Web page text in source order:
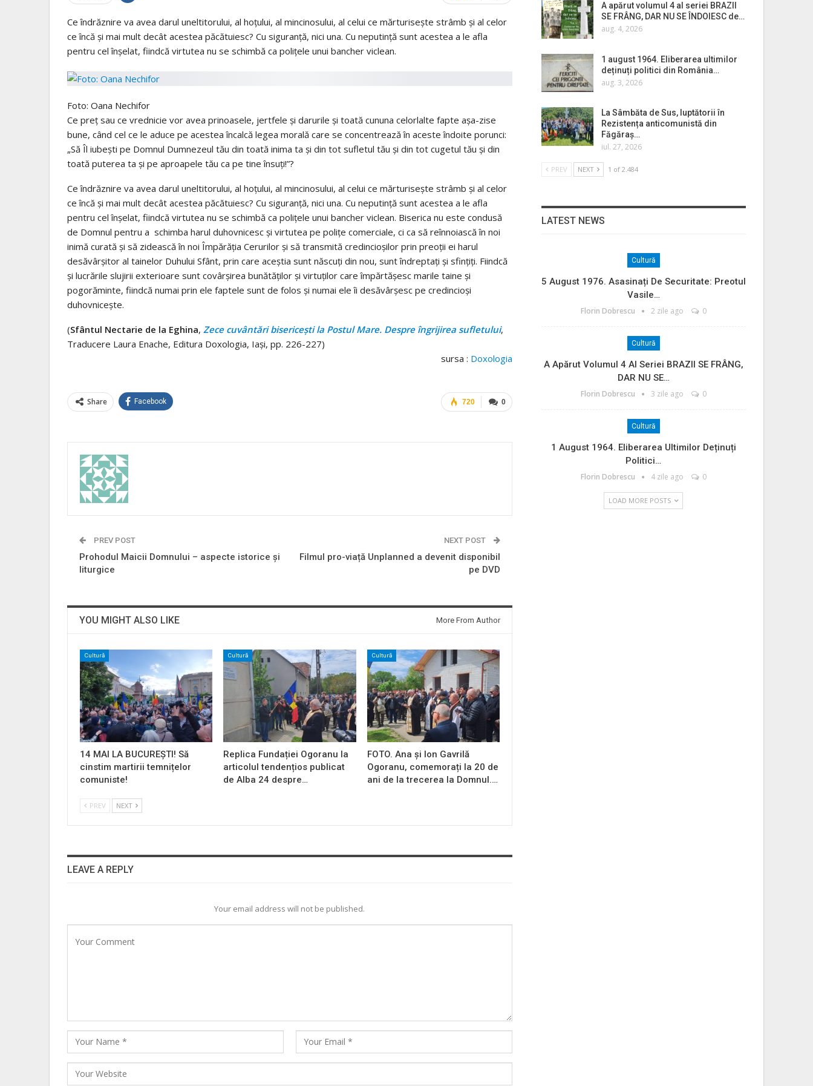
Ce îndrăznire va avea darul uneltitorului, al hoţului, al mincinosului, al celui ce mărturiseşte strâmb şi al celor
ce încă şi mai mult decât acestea păcătuiesc? Cu siguranţă, nici una. Cu neputinţă sunt acestea a le afla
pentru cel înşelat, fiindcă virtutea nu se schimbă ca poliţele unui bancher viclean.
Foto: Oana Nechifor
Ce preţ sau ce vrednicie vor avea prinoasele, jertfele şi darurile şi toată cununa celorlalte fapte aşa-zise
bune, când cel ce le aduce pe acestea încalcă legea morală care se concentrează în aceste îndoite porunci:
„Să Îl iubeşti pe Domnul Dumnezeul tău din toată inima ta şi din tot sufletul tău şi din tot cugetul tău şi din
toată puterea ta şi pe aproapele tău ca pe tine însuţi!”?
Ce îndrăznire va avea darul uneltitorului, al hoţului, al mincinosului, al celui ce mărturiseşte strâmb şi al celor
ce încă şi mai mult decât acestea păcătuiesc? Cu siguranţă, nici una. Cu neputinţă sunt acestea a le afla
pentru cel înşelat, fiindcă virtutea nu se schimbă ca poliţele unui bancher viclean. Biserica nu este condusă
de Domnul pentru a schimba harul duhovnicesc şi virtutea pe poliţe comerciale, ci ca să reînnoiască în noi
inimă curată şi să zidească în noi Împărăţia Cerurilor şi să transmită credincioşilor prin preoţii ei harul
desăvârşitor al tainelor Duhului Sfânt, prin care aceştia sunt născuţi din nou, sunt îndreptaţi şi sfinţiţi. Fiindcă
şi lucrările slujirii exterioare sunt covârşirea bunătăţilor şi virtuţilor care împărtăşesc marile taine şi
pogorăminte, fiindcă numai prin ele faptele sunt de folos şi numai ele îi desăvârşesc pe credincioşi
duhovniceşte.
(Sfântul Nectarie de la Eghina, Zece cuvântări bisericești la Postul Mare. Despre îngrijirea sufletului,
Traducere Laura Enache, Editura Doxologia, Iași, pp. 226-227)
sursa : Doxologia
0
720
Share Facebook
PREV POST
Prohodul Maicii Domnului – aspecte istorice și
liturgice
NEXT POST
Filmul pro-viață Unplanned a devenit disponibil
pe DVD
YOU MIGHT ALSO LIKE More From Author
Cultură
14 MAI LA BUCUREȘTI! Să
cinstim martirii temnițelor
comuniste!
Cultură
Replica Fundației Ogoranu la
articolul tendențios publicat
de Alba 24 despre…
Cultură
FOTO. Ana și Ion Gavrilă
Ogoranu, comemorați la 20 de
ani de la trecerea la Domnul.…
PREV NEXT
LEAVE A REPLY
Your email address will not be published.
A apărut volumul 4 al seriei BRAZII
SE FRÂNG, DAR NU SE ÎNDOIESC de…
aug. 4, 2026
1 august 1964. Eliberarea ultimilor
deținuți politici din România…
aug. 3, 2026
La Sâmbăta de Sus, luptătorii în
Rezistența anticomunistă din
Făgăraș…
iul. 27, 2026
PREV NEXT 1 of 2.484
LATEST NEWS
Cultură
5 August 1976. Asasinați De Securitate: Preotul
Vasile…
Florin Dobrescu 2 zile ago 0
Cultură
A Apărut Volumul 4 Al Seriei BRAZII SE FRÂNG,
DAR NU SE…
Florin Dobrescu 3 zile ago 0
Cultură
1 August 1964. Eliberarea Ultimilor Deținuți
Politici…
Florin Dobrescu 4 zile ago 0
LOAD MORE POSTS